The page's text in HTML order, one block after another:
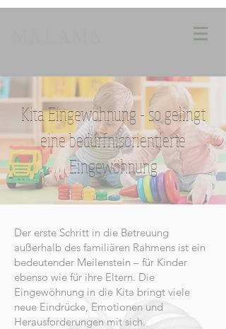
Kita Eingewöhnung - so gelingt
eine bedürfnisorientierte
Eingewöhnung
Der erste Schritt in die Betreuung
außerhalb des familiären Rahmens ist ein
bedeutender Meilenstein – für Kinder
ebenso wie für ihre Eltern. Die
Eingewöhnung in die Kita bringt viele
neue Eindrücke, Emotionen und
Herausforderungen mit sich.